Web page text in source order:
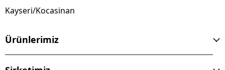
Kayseri/Kocasinan
Ürünlerimiz